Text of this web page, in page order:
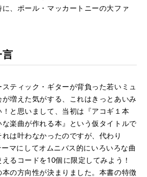
、ポール・マッカートニーの大ファ
ティック・ギターが背負った若いミュ
増えた気がする、これはきっとあいみ
！と思いまして、当初は『アコギ１本
楽曲が作れる本』という仮タイトルで
は叶わなかったのですが、代わり
マにしてオムニバス的にいろいろな曲
るコードを10個に限定してみよう！
の方向性が決まりました。本書の特徴